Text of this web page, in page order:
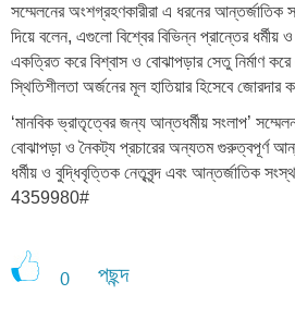
সম্মেলনের অংশগ্রহণকারীরা এ ধরনের
দিয়ে বলেন, এগুলো বিশ্বের বিভিন্ন প্রান্তের ধর্মীয়
একত্রিত করে বিশ্বাস ও বোঝাপড়ার সেতু নির্মাণ
স্থিতিশীলতা অর্জনের মূল হাতিয়ার হিসেবে জোরদার
‘মানবিক ভ্রাতৃত্বের জন্য আন্তধর্মীয় সংলাপ’
বোঝাপড়া ও নৈকট্য প্রচারের অন্যতম গুরুত্বপূর্ণ
ধর্মীয় ও বুদ্ধিবৃত্তিক নেতৃবৃন্দ এবং আন্তর্জাতিক
4359980#
0 পছন্দ